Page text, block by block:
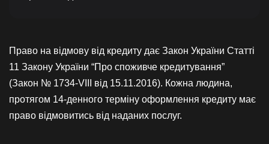
Право на відмову від кредиту дає Закон України Статті
11 Закону України “Про споживче кредитування”
(Закон № 1734-VIII від 15.11.2016). Кожна людина,
протягом 14-денного терміну оформлення кредиту має
право відмовитись від наданих послуг.